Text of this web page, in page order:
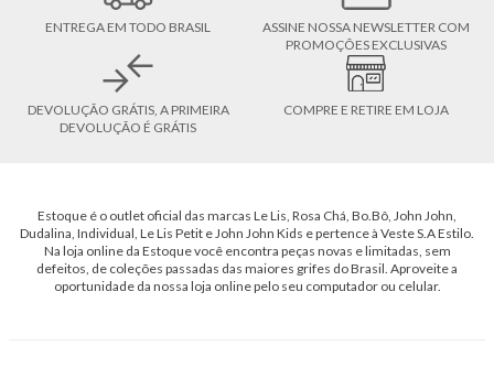
ENTREGA EM TODO BRASIL
ASSINE NOSSA NEWSLETTER COM
PROMOÇÕES EXCLUSIVAS
DEVOLUÇÃO GRÁTIS, A PRIMEIRA
DEVOLUÇÃO É GRÁTIS
COMPRE E RETIRE EM LOJA
Estoque é o outlet oficial das marcas Le Lis, Rosa Chá, Bo.Bô, John John,
Dudalina, Individual, Le Lis Petit e John John Kids e pertence à Veste S.A Estilo.
Na loja online da Estoque você encontra peças novas e limitadas, sem
defeitos, de coleções passadas das maiores grifes do Brasil. Aproveite a
oportunidade da nossa loja online pelo seu computador ou celular.